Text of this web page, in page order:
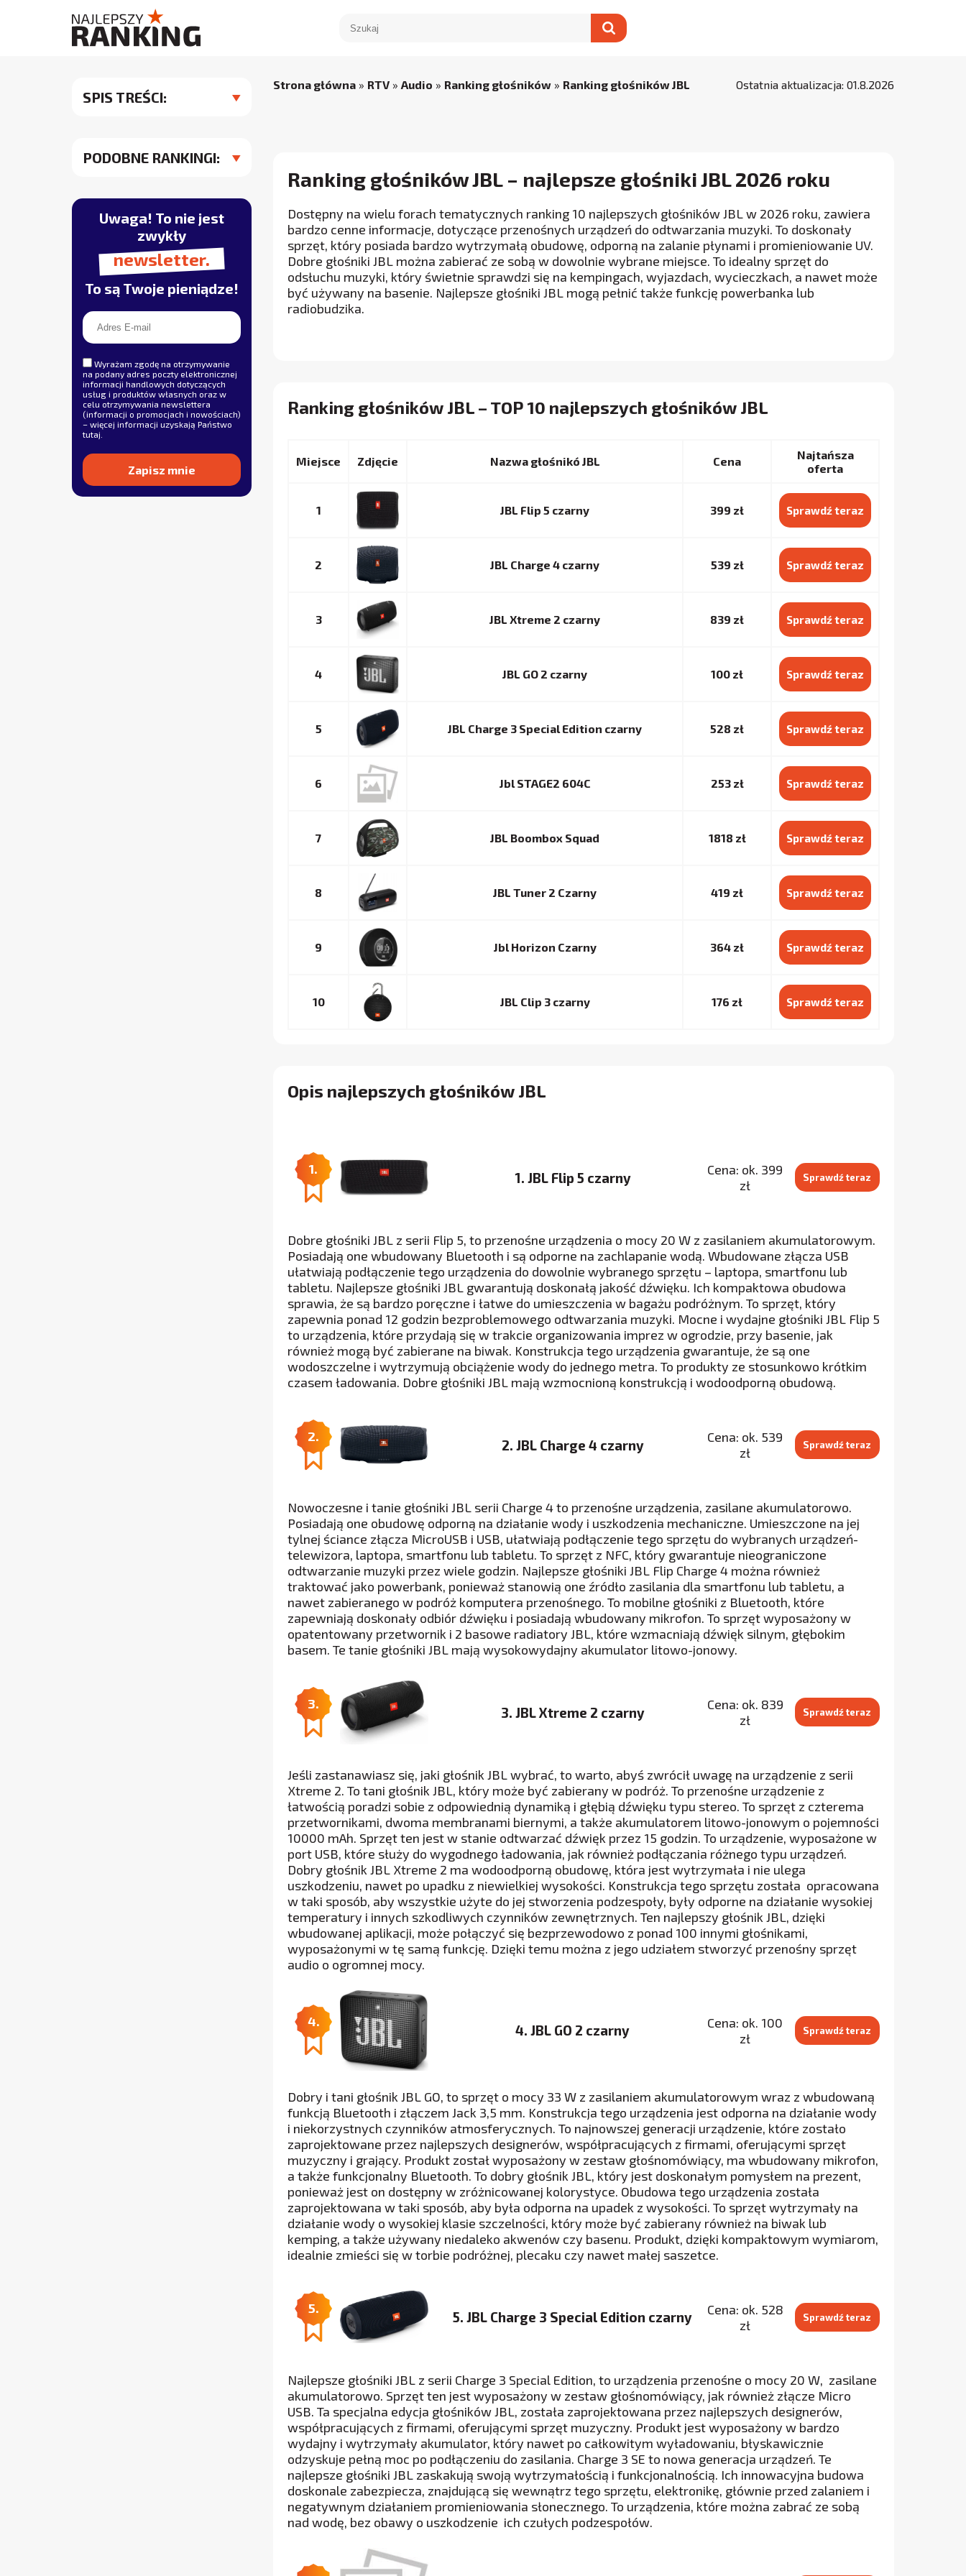
SPIS TREŚCI:
PODOBNE RANKINGI:
Uwaga! To nie jest
zwykły
newsletter.
To są Twoje pieniądze!
Wyrażam zgodę na otrzymywanie
na podany adres poczty elektronicznej
informacji handlowych dotyczących
usług i produktów własnych oraz w
celu otrzymywania newslettera
(informacji o promocjach i nowościach)
– więcej informacji uzyskają Państwo
tutaj
Strona główna » RTV » Audio » Ranking głośników » Ranking głośników JBL Ostatnia aktualizacja: 01.8.2026
Ranking głośników JBL – najlepsze głośniki JBL 2026 roku
Dostępny na wielu forach tematycznych ranking 10 najlepszych głośników JBL w 2026 roku, zawiera
bardzo cenne informacje, dotyczące przenośnych urządzeń do odtwarzania muzyki. To doskonały
sprzęt, który posiada bardzo wytrzymałą obudowę, odporną na zalanie płynami i promieniowanie UV.
Dobre głośniki JBL można zabierać ze sobą w dowolnie wybrane miejsce. To idealny sprzęt do
odsłuchu muzyki, który świetnie sprawdzi się na kempingach, wyjazdach, wycieczkach, a nawet może
być używany na basenie. Najlepsze głośniki JBL mogą pełnić także funkcję powerbanka lub
radiobudzika.
Ranking głośników JBL – TOP 10 najlepszych głośników JBL
Miejsce Nazwa głośnikó JBL Cena
Najtańsza
oferta
1 JBL Flip 5 czarny 399 zł Sprawdź teraz
2 JBL Charge 4 czarny 539 zł Sprawdź teraz
3 JBL Xtreme 2 czarny 839 zł Sprawdź teraz
4 JBL GO 2 czarny 100 zł Sprawdź teraz
5 JBL Charge 3 Special Edition czarny 528 zł Sprawdź teraz
6 Jbl STAGE2 604C 253 zł Sprawdź teraz
7 JBL Boombox Squad 1818 zł Sprawdź teraz
8 JBL Tuner 2 Czarny 419 zł Sprawdź teraz
9 Jbl Horizon Czarny 364 zł Sprawdź teraz
10 JBL Clip 3 czarny 176 zł Sprawdź teraz
Opis najlepszych głośników JBL
1.
1. JBL Flip 5 czarny
Cena: ok. 399
zł
Sprawdź teraz
Dobre głośniki JBL z serii Flip 5, to przenośne urządzenia o mocy 20 W z zasilaniem akumulatorowym.
Posiadają one wbudowany Bluetooth i są odporne na zachlapanie wodą. Wbudowane złącza USB
ułatwiają podłączenie tego urządzenia do dowolnie wybranego sprzętu – laptopa, smartfonu lub
tabletu. Najlepsze głośniki JBL gwarantują doskonałą jakość dźwięku. Ich kompaktowa obudowa
sprawia, że są bardzo poręczne i łatwe do umieszczenia w bagażu podróżnym. To sprzęt, który
zapewnia ponad 12 godzin bezproblemowego odtwarzania muzyki. Mocne i wydajne głośniki JBL Flip 5
to urządzenia, które przydają się w trakcie organizowania imprez w ogrodzie, przy basenie, jak
również mogą być zabierane na biwak. Konstrukcja tego urządzenia gwarantuje, że są one
wodoszczelne i wytrzymują obciążenie wody do jednego metra. To produkty ze stosunkowo krótkim
czasem ładowania. Dobre głośniki JBL mają wzmocnioną konstrukcją i wodoodporną obudową.
2.
2. JBL Charge 4 czarny
Cena: ok. 539
zł
Sprawdź teraz
Nowoczesne i tanie głośniki JBL serii Charge 4 to przenośne urządzenia, zasilane akumulatorowo.
Posiadają one obudowę odporną na działanie wody i uszkodzenia mechaniczne. Umieszczone na jej
tylnej ściance złącza MicroUSB i USB, ułatwiają podłączenie tego sprzętu do wybranych urządzeń-
telewizora, laptopa, smartfonu lub tabletu. To sprzęt z NFC, który gwarantuje nieograniczone
odtwarzanie muzyki przez wiele godzin. Najlepsze głośniki JBL Flip Charge 4 można również
traktować jako powerbank, ponieważ stanowią one źródło zasilania dla smartfonu lub tabletu, a
nawet zabieranego w podróż komputera przenośnego. To mobilne głośniki z Bluetooth, które
zapewniają doskonały odbiór dźwięku i posiadają wbudowany mikrofon. To sprzęt wyposażony w
opatentowany przetwornik i 2 basowe radiatory JBL, które wzmacniają dźwięk silnym, głębokim
basem. Te tanie głośniki JBL mają wysokowydajny akumulator litowo-jonowy.
3.
3. JBL Xtreme 2 czarny
Cena: ok. 839
zł
Sprawdź teraz
Jeśli zastanawiasz się, jaki głośnik JBL wybrać, to warto, abyś zwrócił uwagę na urządzenie z serii
Xtreme 2. To tani głośnik JBL, który może być zabierany w podróż. To przenośne urządzenie z
łatwością poradzi sobie z odpowiednią dynamiką i głębią dźwięku typu stereo. To sprzęt z czterema
przetwornikami, dwoma membranami biernymi, a także akumulatorem litowo-jonowym o pojemności
10000 mAh. Sprzęt ten jest w stanie odtwarzać dźwięk przez 15 godzin. To urządzenie, wyposażone w
port USB, które służy do wygodnego ładowania, jak również podłączania różnego typu urządzeń.
Dobry głośnik JBL Xtreme 2 ma wodoodporną obudowę, która jest wytrzymała i nie ulega
uszkodzeniu, nawet po upadku z niewielkiej wysokości. Konstrukcja tego sprzętu została opracowana
w taki sposób, aby wszystkie użyte do jej stworzenia podzespoły, były odporne na działanie wysokiej
temperatury i innych szkodliwych czynników zewnętrznych. Ten najlepszy głośnik JBL, dzięki
wbudowanej aplikacji, może połączyć się bezprzewodowo z ponad 100 innymi głośnikami,
wyposażonymi w tę samą funkcję. Dzięki temu można z jego udziałem stworzyć przenośny sprzęt
audio o ogromnej mocy.
4.
4. JBL GO 2 czarny
Cena: ok. 100
zł
Sprawdź teraz
Dobry i tani głośnik JBL GO, to sprzęt o mocy 33 W z zasilaniem akumulatorowym wraz z wbudowaną
funkcją Bluetooth i złączem Jack 3,5 mm. Konstrukcja tego urządzenia jest odporna na działanie wody
i niekorzystnych czynników atmosferycznych. To najnowszej generacji urządzenie, które zostało
zaprojektowane przez najlepszych designerów, współpracujących z firmami, oferującymi sprzęt
muzyczny i grający. Produkt został wyposażony w zestaw głośnomówiący, ma wbudowany mikrofon,
a także funkcjonalny Bluetooth. To dobry głośnik JBL, który jest doskonałym pomysłem na prezent,
ponieważ jest on dostępny w zróżnicowanej kolorystyce. Obudowa tego urządzenia została
zaprojektowana w taki sposób, aby była odporna na upadek z wysokości. To sprzęt wytrzymały na
działanie wody o wysokiej klasie szczelności, który może być zabierany również na biwak lub
kemping, a także używany niedaleko akwenów czy basenu. Produkt, dzięki kompaktowym wymiarom,
idealnie zmieści się w torbie podróżnej, plecaku czy nawet małej saszetce.
5.
5. JBL Charge 3 Special Edition czarny
Cena: ok. 528
zł
Sprawdź teraz
Najlepsze głośniki JBL z serii Charge 3 Special Edition, to urządzenia przenośne o mocy 20 W, zasilane
akumulatorowo. Sprzęt ten jest wyposażony w zestaw głośnomówiący, jak również złącze Micro
USB. Ta specjalna edycja głośników JBL, została zaprojektowana przez najlepszych designerów,
współpracujących z firmami, oferującymi sprzęt muzyczny. Produkt jest wyposażony w bardzo
wydajny i wytrzymały akumulator, który nawet po całkowitym wyładowaniu, błyskawicznie
odzyskuje pełną moc po podłączeniu do zasilania. Charge 3 SE to nowa generacja urządzeń. Te
najlepsze głośniki JBL zaskakują swoją wytrzymałością i funkcjonalnością. Ich innowacyjna budowa
doskonale zabezpiecza, znajdującą się wewnątrz tego sprzętu, elektronikę, głównie przed zalaniem i
negatywnym działaniem promieniowania słonecznego. To urządzenia, które można zabrać ze sobą
nad wodę, bez obawy o uszkodzenie ich czułych podzespołów.